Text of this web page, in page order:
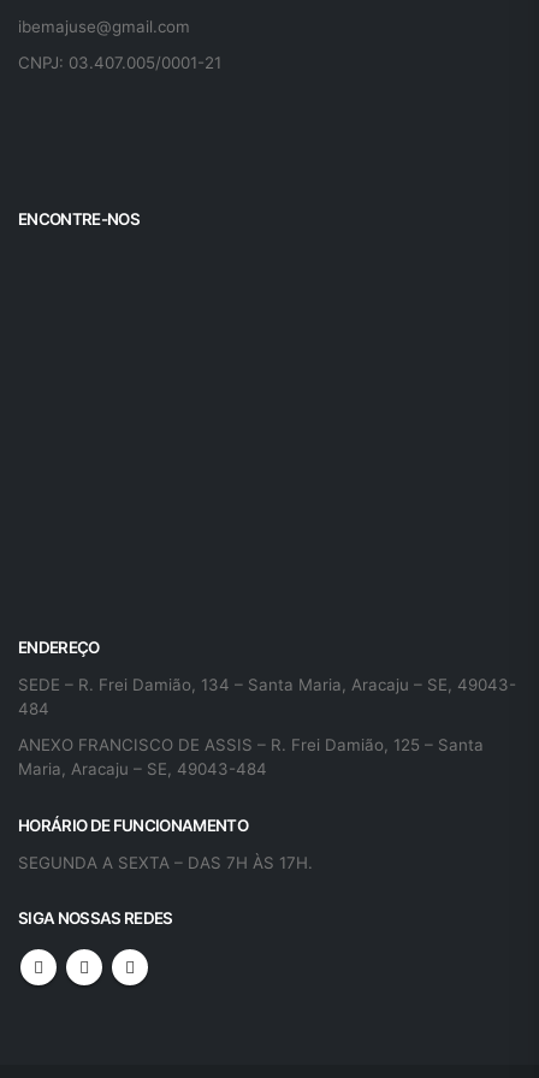
ibemajuse@gmail.com
CNPJ: 03.407.005/0001-21
ENCONTRE-NOS
ENDEREÇO
SEDE – R. Frei Damião, 134 – Santa Maria, Aracaju – SE, 49043-
484
ANEXO FRANCISCO DE ASSIS – R. Frei Damião, 125 – Santa
Maria, Aracaju – SE, 49043-484
HORÁRIO DE FUNCIONAMENTO
SEGUNDA A SEXTA – DAS 7H ÀS 17H.
SIGA NOSSAS REDES